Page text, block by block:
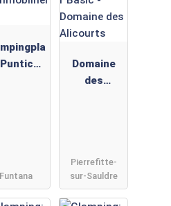
-
Funtana
Domaine
des
Pierrefitte-
sur-Sauldre